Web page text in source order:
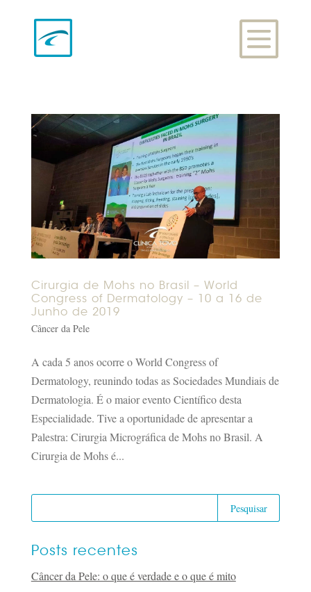
Cirurgia de Mohs no Brasil – World
Congress of Dermatology – 10 a 16 de
Junho de 2019
Câncer da Pele
A cada 5 anos ocorre o World Congress of
Dermatology, reunindo todas as Sociedades Mundiais de
Dermatologia. É o maior evento Científico desta
Especialidade. Tive a oportunidade de apresentar a
Palestra: Cirurgia Micrográfica de Mohs no Brasil. A
Cirurgia de Mohs é...
Posts recentes
Câncer da Pele: o que é verdade e o que é mito